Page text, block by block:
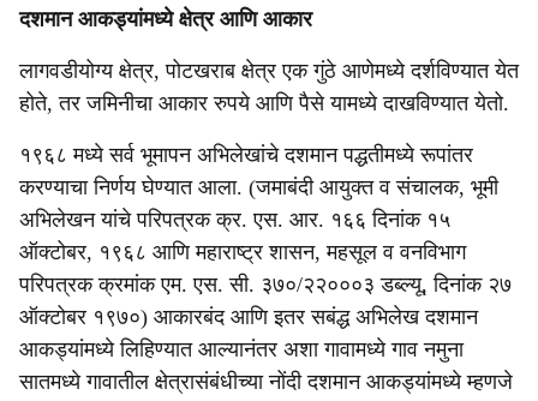
r
e
दशमान आकड्यांमध्ये क्षेत्र आणि आकार
लागवडीयोग्य क्षेत्र, पोटखराब क्षेत्र एक गुंठे आणेमध्ये दर्शविण्यात येत
होते, तर जमिनीचा आकार रुपये आणि पैसे यामध्ये दाखविण्यात येतो.
१९६८ मध्ये सर्व भूमापन अभिलेखांचे दशमान पद्धतीमध्ये रूपांतर
करण्याचा निर्णय घेण्यात आला. (जमाबंदी आयुक्त व संचालक, भूमी
अभिलेखन यांचे परिपत्रक क्र. एस. आर. १६६ दिनांक १५
ऑक्टोबर, १९६८ आणि महाराष्ट्र शासन, महसूल व वनविभाग
परिपत्रक क्रमांक एम. एस. सी. ३७०/२२०००३ डब्ल्यू, दिनांक २७
ऑक्टोबर १९७०) आकारबंद आणि इतर सबंद्ध अभिलेख दशमान
आकड्यांमध्ये लिहिण्यात आल्यानंतर अशा गावामध्ये गाव नमुना
सातमध्ये गावातील क्षेत्रासंबंधीच्या नोंदी दशमान आकड्यांमध्ये म्हणजे